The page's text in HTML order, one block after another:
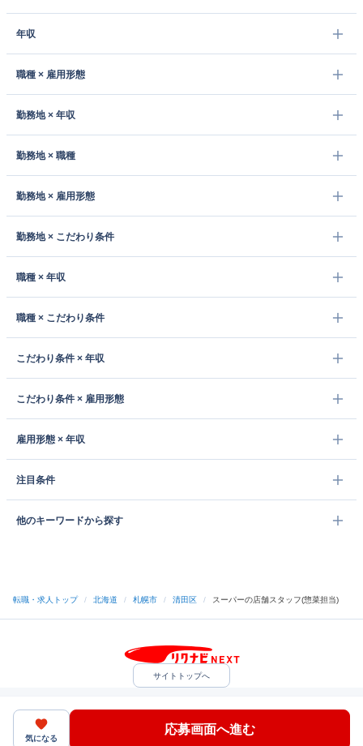
年収
職種 × 雇用形態
勤務地 × 年収
勤務地 × 職種
勤務地 × 雇用形態
勤務地 × こだわり条件
職種 × 年収
職種 × こだわり条件
こだわり条件 × 年収
こだわり条件 × 雇用形態
雇用形態 × 年収
注目条件
他のキーワードから探す
転職・求人トップ / 北海道 / 札幌市 / 清田区 / スーパーの店舗スタッフ(惣菜担当)
気になる
応募画面へ進む
サイトトップへ
中途採用をご検討の企業様
ヘルプ・お問い合わせ
（C）Indeed Inc.